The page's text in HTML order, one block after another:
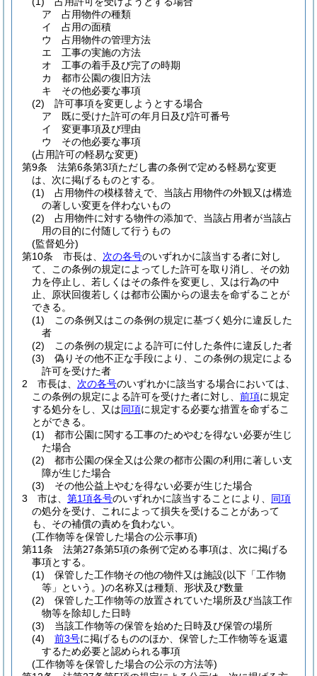
ア
占用物件の種類
イ
占用の面積
ウ
占用物件の管理方法
エ
工事の実施の方法
オ
工事の着手及び完了の時期
カ
都市公園の復旧方法
キ
その他必要な事項
(2)
許可事項を変更しようとする場合
ア
既に受けた許可の年月日及び許可番号
イ
変更事項及び理由
ウ
その他必要な事項
(占用許可の軽易な変更)
第9条
法第6条第3項ただし書の条例で定める軽易な変更
は、次に掲げるものとする。
(1)
占用物件の模様替えで、当該占用物件の外観又は構造
の著しい変更を伴わないもの
(2)
占用物件に対する物件の添加で、当該占用者が当該占
用の目的に付随して行うもの
(監督処分)
第10条
市長は、 次の各号のいずれかに該当する者に対し
て、この条例の規定によってした許可を取り消し、その効
力を停止し、若しくはその条件を変更し、又は行為の中
止、原状回復若しくは都市公園からの退去を命ずることが
できる。
(1)
この条例又はこの条例の規定に基づく処分に違反した
者
(2)
この条例の規定による許可に付した条件に違反した者
(3)
偽りその他不正な手段により、この条例の規定による
許可を受けた者
2
市長は、 次の各号のいずれかに該当する場合においては、
この条例の規定による許可を受けた者に対し、 前項に規定
する処分をし、又は同項に規定する必要な措置を命ずるこ
とができる。
(1)
都市公園に関する工事のためやむを得ない必要が生じ
た場合
(2)
都市公園の保全又は公衆の都市公園の利用に著しい支
障が生じた場合
(3)
その他公益上やむを得ない必要が生じた場合
3
市は、 第1項各号のいずれかに該当することにより、 同項
の処分を受け、これによって損失を受けることがあって
も、その補償の責めを負わない。
(工作物等を保管した場合の公示事項)
第11条
法第27条第5項の条例で定める事項は、次に掲げる
事項とする。
(1)
保管した工作物その他の物件又は施設(以下「工作物
等」という。)の名称又は種類、形状及び数量
(2)
保管した工作物等の放置されていた場所及び当該工作
物等を除却した日時
(3)
当該工作物等の保管を始めた日時及び保管の場所
(4)
前3号に掲げるもののほか、保管した工作物等を返還
するため必要と認められる事項
(工作物等を保管した場合の公示の方法等)